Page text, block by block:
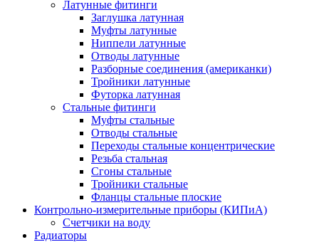
Латунные фитинги
Заглушка латунная
Муфты латунные
Ниппели латунные
Отводы латунные
Разборные соединения (американки)
Тройники латунные
Футорка латунная
Стальные фитинги
Муфты стальные
Отводы стальные
Переходы стальные концентрические
Резьба стальная
Сгоны стальные
Тройники стальные
Фланцы стальные плоские
Контрольно-измерительные приборы (КИПиА)
Счетчики на воду
Радиаторы